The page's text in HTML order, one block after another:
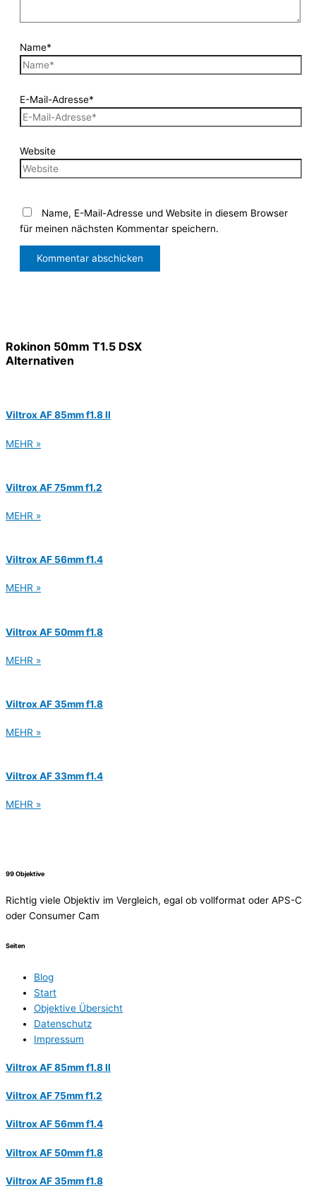
Name*
E-Mail-Adresse*
Website
Name, E-Mail-Adresse und Website in diesem Browser
für meinen nächsten Kommentar speichern.
Rokinon 50mm T1.5 DSX
Alternativen
Viltrox AF 85mm f1.8 II
MEHR »
Viltrox AF 75mm f1.2
MEHR »
Viltrox AF 56mm f1.4
MEHR »
Viltrox AF 50mm f1.8
MEHR »
Viltrox AF 35mm f1.8
MEHR »
Viltrox AF 33mm f1.4
MEHR »
99 Objektive
Richtig viele Objektiv im Vergleich, egal ob vollformat oder APS-C
oder Consumer Cam
Seiten
Blog
Start
Objektive Übersicht
Datenschutz
Impressum
Viltrox AF 85mm f1.8 II
Viltrox AF 75mm f1.2
Viltrox AF 56mm f1.4
Viltrox AF 50mm f1.8
Viltrox AF 35mm f1.8